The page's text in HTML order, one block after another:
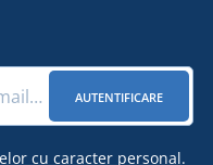
AUTENTIFICARE
cu caracter personal.